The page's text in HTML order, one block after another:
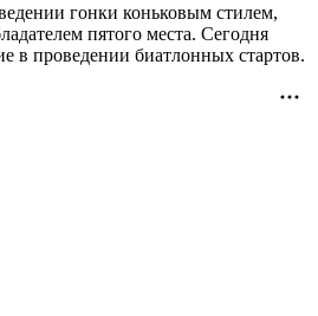
гонки коньковым стилем,
пятого места. Сегодня
в проведении биатлонных стартов.